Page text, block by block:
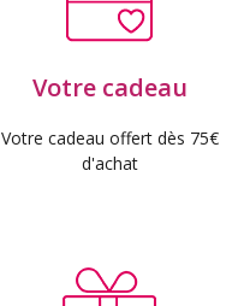
Votre cadeau
Votre cadeau offert dès 75€
d'achat